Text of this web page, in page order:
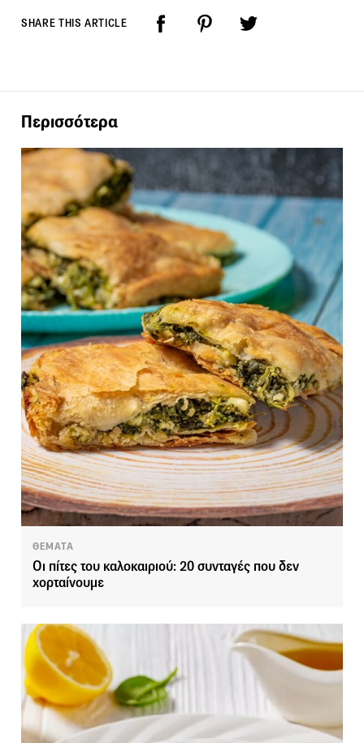
SHARE THIS ARTICLE
Περισσότερα
ΘΕΜΑΤΑ
Οι πίτες του καλοκαιριού: 20 συνταγές που δεν
χορταίνουμε